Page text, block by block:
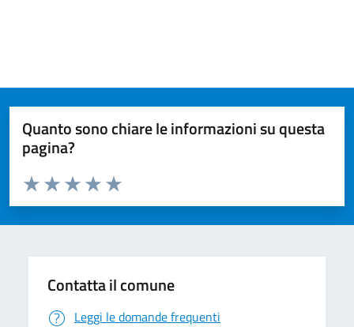
Quanto sono chiare le informazioni su questa
pagina?
Valuta da 1 a 5 stelle la pagina
Valuta 5 stelle su 5
Valuta 4 stelle su 5
Valuta 3 stelle su 5
Valuta 2 stelle su 5
Valuta 1 stelle su 5
Contatta il comune
Leggi le domande frequenti